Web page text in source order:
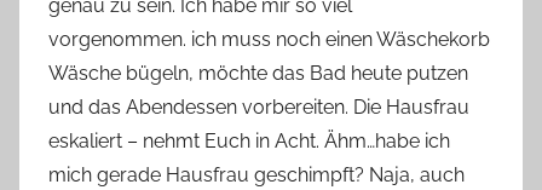
n
n
e
genau zu sein. Ich habe mir so viel
vorgenommen. ich muss noch einen Wäschekorb
Wäsche bügeln, möchte das Bad heute putzen
und das Abendessen vorbereiten. Die Hausfrau
eskaliert – nehmt Euch in Acht. Ähm…habe ich
mich gerade Hausfrau geschimpft? Naja, auch